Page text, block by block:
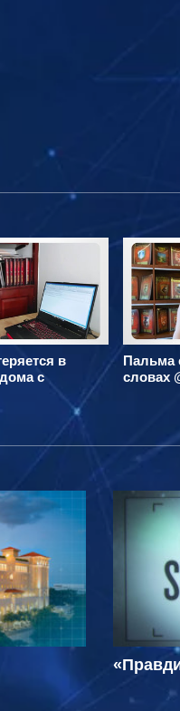
в
с
Пальма
словах